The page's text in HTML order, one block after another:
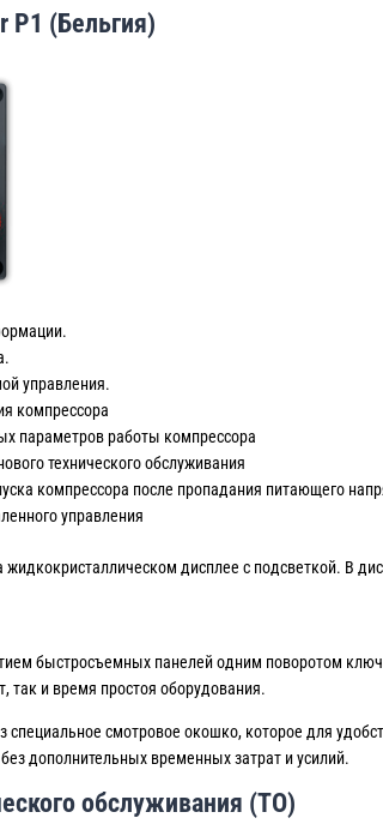
Р1 (Бельгия)
управления.
компрессора
параметров работы компрессора
технического обслуживания
компрессора после пропадания питающего
управления
дисплее с подсветкой. В
быстросъемных панелей одним поворотом
так и время простоя оборудования.
специальное смотровое окошко, которое для
дополнительных временных затрат и усилий.
обслуживания (ТО)